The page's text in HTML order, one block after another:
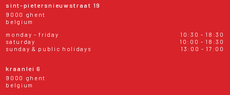
sint-pietersnieuwstraat 19
9000 ghent
belgium
monday - friday
10:30 - 18:30
saturday
10:00 - 18:30
sunday & public holidays
13:00 - 17:00
kraanlei 6
9000 ghent
belgium